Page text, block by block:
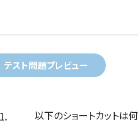
テスト問題プレビュー
1.
以下のショートカットは